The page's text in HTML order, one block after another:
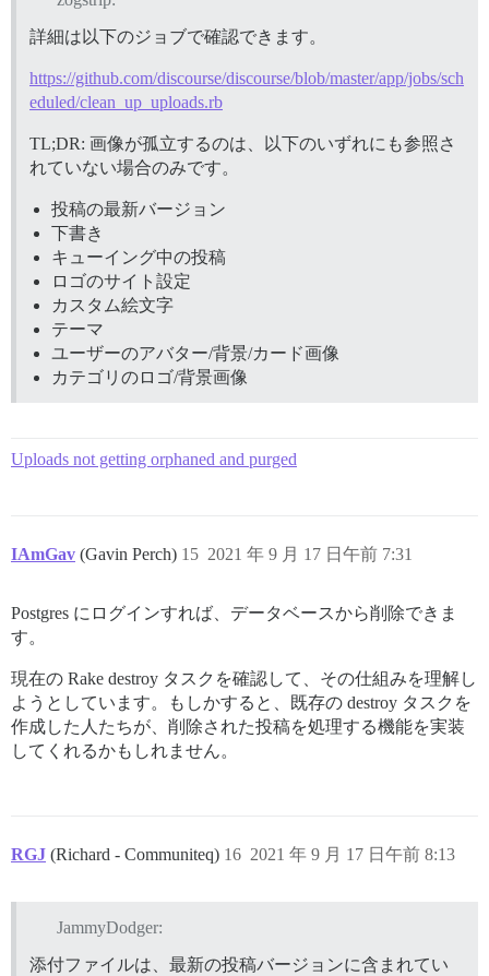
詳細は以下のジョブで確認できます。
https://github.com/discourse/discourse/blob/master/app/jobs/sch
eduled/clean_up_uploads.rb
TL;DR: 画像が孤立するのは、以下のいずれにも参照さ
れていない場合のみです。
投稿の最新バージョン
下書き
キューイング中の投稿
ロゴのサイト設定
カスタム絵文字
テーマ
ユーザーのアバター/背景/カード画像
カテゴリのロゴ/背景画像
Uploads not getting orphaned and purged
IAmGav (Gavin Perch) 2021 年 9 月 17 日午前 7:31
15
Postgres にログインすれば、データベースから削除できま
す。
現在の Rake destroy タスクを確認して、その仕組みを理解し
ようとしています。もしかすると、既存の destroy タスクを
作成した人たちが、削除された投稿を処理する機能を実装
してくれるかもしれません。
RGJ (Richard - Communiteq) 2021 年 9 月 17 日午前 8:13
16
JammyDodger:
添付ファイルは、最新の投稿バージョンに含まれてい